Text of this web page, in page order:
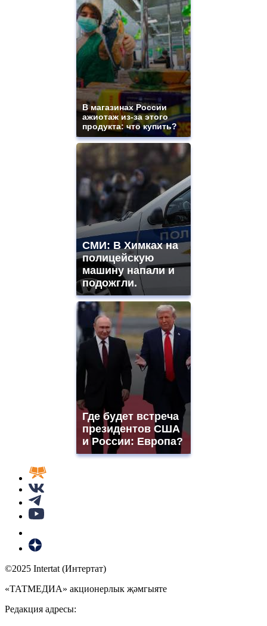
В магазинах России
ажиотаж из-за этого
продукта: что купить?
СМИ: В Химках на
полицейскую
машину напали и
подожгли.
Где будет встреча
президентов США
и России: Европа?
©2025 Intertat (Интертат)
«ТАТМЕДИА» акционерлык җәмгыяте
Редакция адресы: